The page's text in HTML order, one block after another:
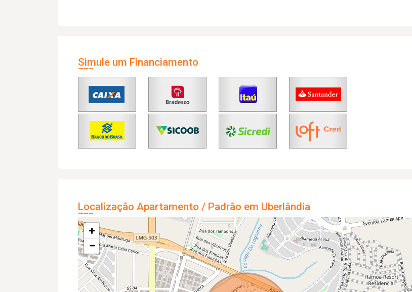
Simule um Financiamento
Localização Apartamento / Padrão em Uberlândia
+
−